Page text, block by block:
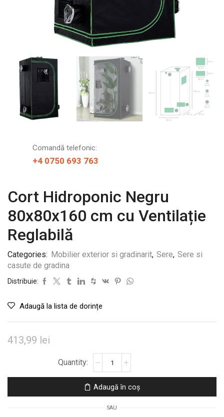
Comandă telefonic:
+4 0750 693 763
Cort Hidroponic Negru
80x80x160 cm cu Ventilație
Reglabilă
Categories: Mobilier exterior si gradinarit, Sere, Sere si
casute de gradina
Distribuie:
Adaugă la lista de dorințe
413,99 lei
Hidroponic
Negru
Adaugă în coș
SAU